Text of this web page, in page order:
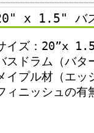
x 1.5" バス
イズ：20”x
スドラム（バタ
イプル材（エッ
ィニッシュの有